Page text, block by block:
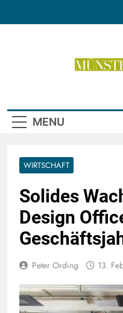
MENU
WIRTSCHAFT
Solides
Design
Peter Ording 13.